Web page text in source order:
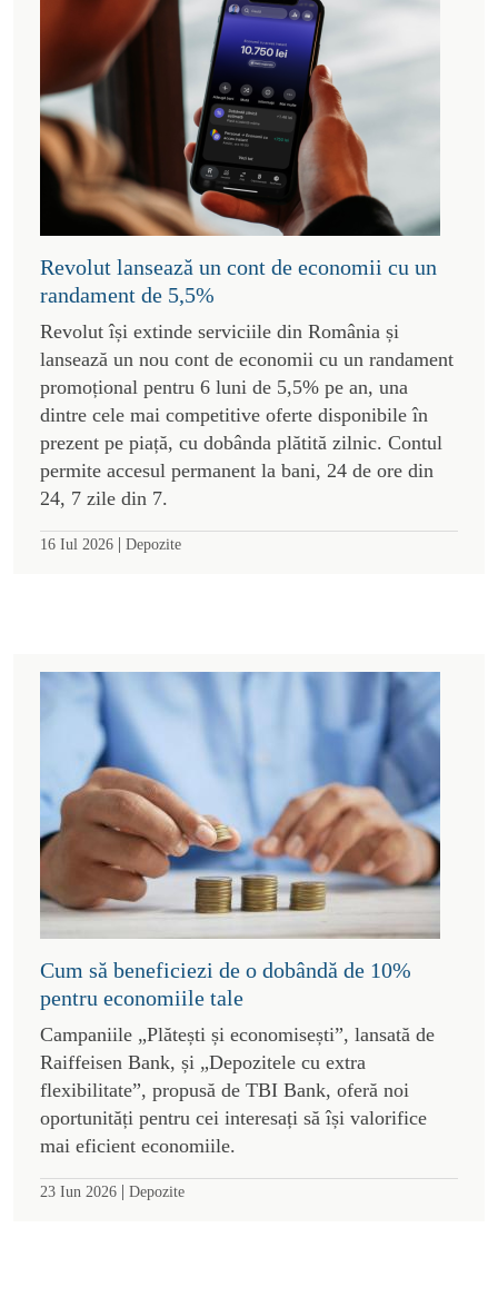
Revolut lansează un cont de economii cu un
randament de 5,5%
Revolut își extinde serviciile din România și
lansează un nou cont de economii cu un randament
promoțional pentru 6 luni de 5,5% pe an, una
dintre cele mai competitive oferte disponibile în
prezent pe piață, cu dobânda plătită zilnic. Contul
permite accesul permanent la bani, 24 de ore din
24, 7 zile din 7.
16 Iul 2026 | Depozite
Cum să beneficiezi de o dobândă de 10%
pentru economiile tale
Campaniile „Plătești și economisești”, lansată de
Raiffeisen Bank, și „Depozitele cu extra
flexibilitate”, propusă de TBI Bank, oferă noi
oportunități pentru cei interesați să își valorifice
mai eficient economiile.
23 Iun 2026 | Depozite